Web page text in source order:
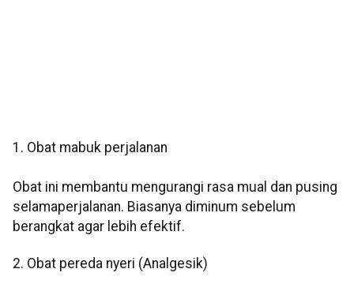
1. Obat mabuk perjalanan
Obat ini membantu mengurangi rasa mual dan pusing
selamaperjalanan. Biasanya diminum sebelum
berangkat agar lebih efektif.
2. Obat pereda nyeri (Analgesik)